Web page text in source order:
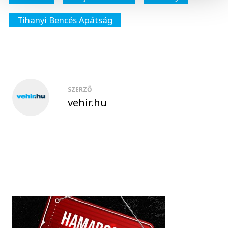
Tihanyi Bencés Apátság
SZERZŐ
vehir.hu